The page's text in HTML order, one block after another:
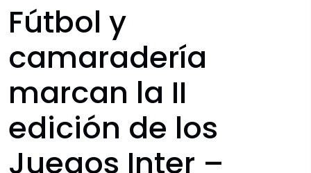
Fútbol y
camaradería
marcan la II
edición de los
Juegos Inter –